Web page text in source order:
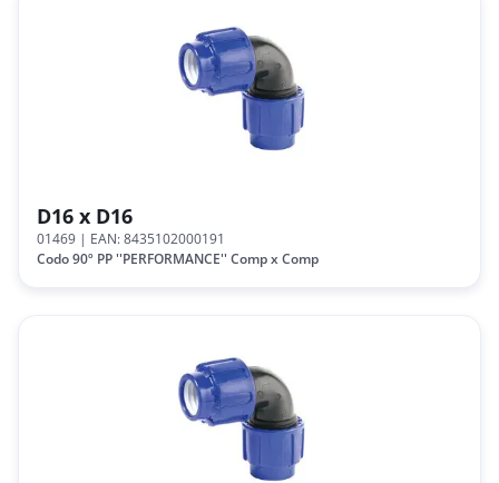
D16 x D16
01469 | EAN: 8435102000191
Codo 90º PP ''PERFORMANCE'' Comp x Comp